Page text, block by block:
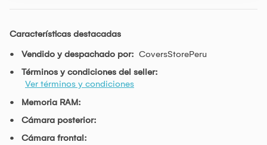
Características destacadas
Vendido y despachado por: CoversStorePeru
Términos y condiciones del seller:
Ver términos y condiciones
Memoria RAM:
Cámara posterior:
Cámara frontal: